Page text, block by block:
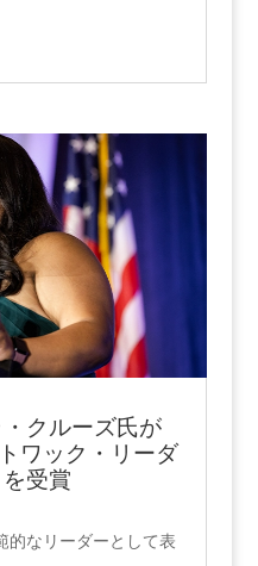
クルーズ氏が
ワック・リーダ
受賞
的なリーダーとして表